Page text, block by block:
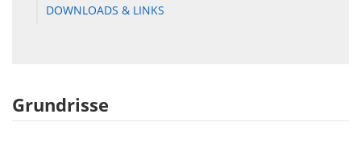
DOWNLOADS & LINKS
Grundrisse